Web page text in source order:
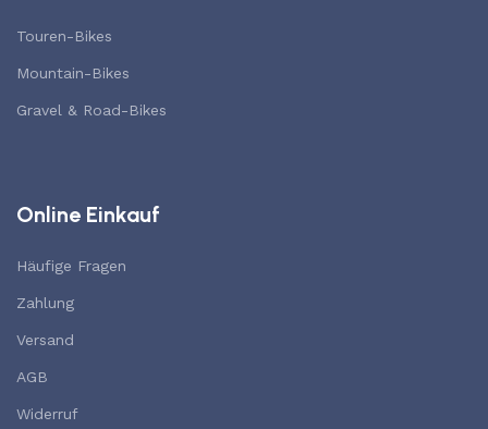
Touren-Bikes
Mountain-Bikes
Gravel & Road-Bikes
Online Einkauf
Häufige Fragen
Zahlung
Versand
AGB
Widerruf